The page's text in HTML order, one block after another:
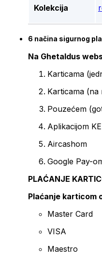
Kolekcija
6 načina sigurnog
Na Ghetaldus
Karticama
Karticama (na
Pouzećem
Aplikacijom
Aircashom
Google Pay-
PLAĆANJE
Plaćanje karticom
Master Card
VISA
Maestro